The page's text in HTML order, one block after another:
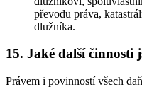
převodu práva,
dlužníka.
15. Jaké další činnosti
Právem i povinností všech